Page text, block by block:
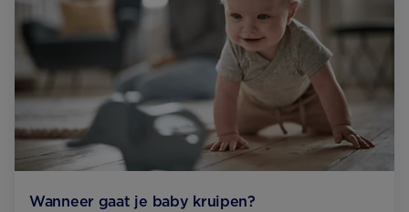
Wanneer gaat je baby kruipen?